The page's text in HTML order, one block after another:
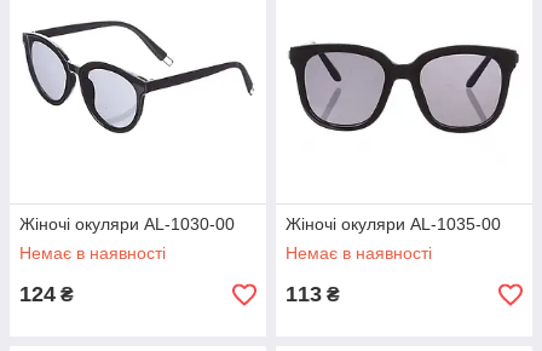
Жіночі окуляри AL-1030-00
Немає в наявності
124 ₴
Жіночі окуляри AL-1035-00
Немає в наявності
113 ₴